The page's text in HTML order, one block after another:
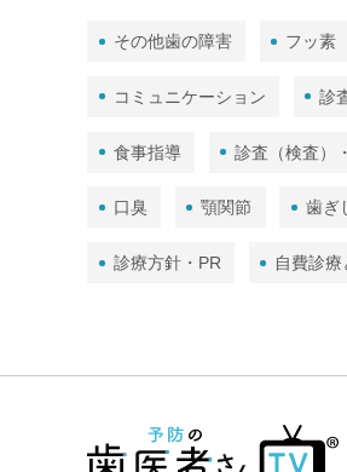
その他歯の障害 フッ素
コミュニケーション 診
食事指導 診査（検査）
口臭 顎関節 歯ぎ
診療方針・PR 自費診